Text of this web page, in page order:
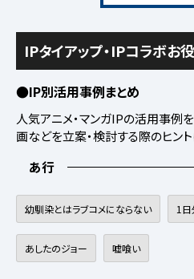
IPタイアップ・IPコラボお
●IP別活用事例まとめ
人気アニメ・マンガIPの活用事例
画などを立案・検討する際のヒント
あ行
幼馴染とはラブコメにならない 1日
あしたのジョー 嘘喰い